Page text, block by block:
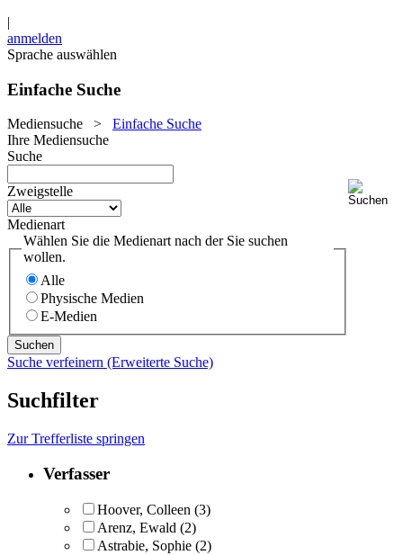
|
anmelden
Sprache auswählen
Einfache Suche
Mediensuche > Einfache Suche
Ihre Mediensuche
Suche
Zweigstelle
Medienart
Wählen Sie die Medienart nach der Sie suchen
wollen.
Alle
Physische Medien
E-Medien
Suche verfeinern (Erweiterte Suche)
Suchfilter
Zur Trefferliste springen
Verfasser
Hoover, Colleen (3)
Arenz, Ewald (2)
Astrabie, Sophie (2)